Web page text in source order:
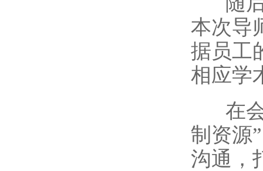
本次导
据员工
相应学
在
制资源
沟通，